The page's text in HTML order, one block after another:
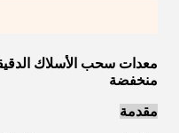
معدات سحب الأسلاك
منخفضة
مقدمة